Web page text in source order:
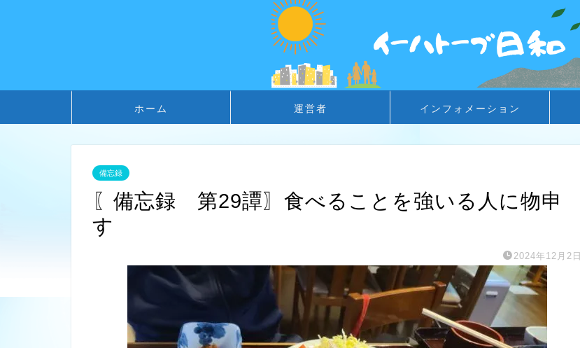
ホーム 運営者 インフォメーション
備忘録
〖備忘録 第29譚〗食べることを強いる人に物申
す
2024年12月2日